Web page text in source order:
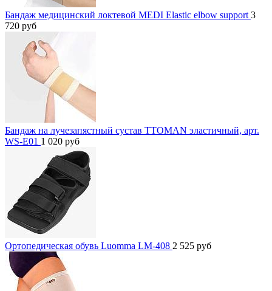
Бандаж медицинский локтевой MEDI Elastic elbow support 3
720 руб
Бандаж на лучезапястный сустав TTOMAN эластичный, арт.
WS-E01 1 020 руб
Ортопедическая обувь Luomma LM-408 2 525 руб